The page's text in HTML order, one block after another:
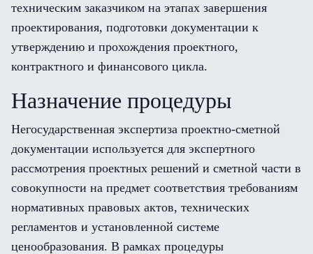
техническим заказчиком на этапах завершения
проектирования, подготовки документации к
утверждению и прохождения проектного,
контрактного и финансового цикла.
Назначение процедуры
Негосударственная экспертиза проектно-сметной
документации используется для экспертного
рассмотрения проектных решений и сметной части в
совокупности на предмет соответствия требованиям
нормативных правовых актов, технических
регламентов и установленной системе
ценообразования. В рамках процедуры